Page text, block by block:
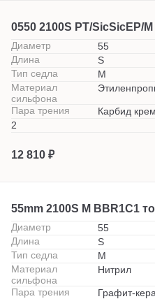
0550 2100S PT/SicSicEP/
Диаметр
55
Длина
S
Тип седла
M
Материал
сильфона
Пара трения
Карбид
2
12 810 ₽
55mm 2100S M BBR1C1
Диаметр
55
Длина
S
Тип седла
M
Материал
сильфона
Нитрил
Пара трения
Графит-